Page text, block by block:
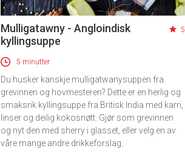
Mulligatawny - Angloindisk
kyllingsuppe
5
5 minutter
Du husker kanskje mulligatwanysuppen fra
grevinnen og hovmesteren? Dette er en herlig og
smaksrik kyllingsuppe fra Britisk India med karri,
linser og deilig kokosnøtt. Gjør som grevinnen
og nyt den med sherry i glasset, eller velg en av
våre mange andre drikkeforslag.